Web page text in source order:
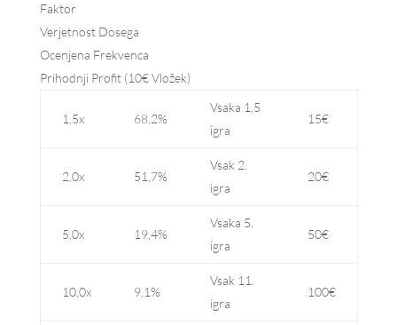
Faktor
Verjetnost Dosega
Ocenjena Frekvenca
Prihodnji Profit (10€ Vložek)
1,5x 68,2%
Vsaka 1,5
igra
15€
2,0x 51,7%
Vsak 2.
igra
20€
5,0x 19,4%
Vsaka 5.
igra
50€
10,0x 9,1%
Vsak 11.
igra
100€